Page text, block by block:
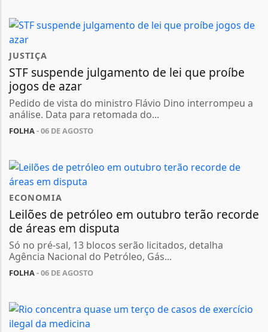
JUSTIÇA
STF suspende julgamento de lei que proíbe
jogos de azar
Pedido de vista do ministro Flávio Dino interrompeu a
análise. Data para retomada do...
FOLHA- 06 DE AGOSTO
ECONOMIA
Leilões de petróleo em outubro terão recorde
de áreas em disputa
Só no pré-sal, 13 blocos serão licitados, detalha
Agência Nacional do Petróleo, Gás...
FOLHA- 06 DE AGOSTO